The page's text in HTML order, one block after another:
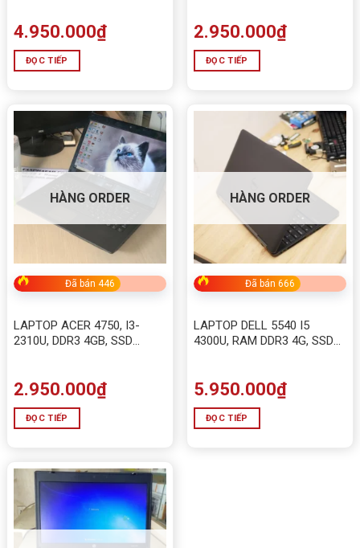
4.950.000₫
ĐỌC TIẾP
2.950.000₫
ĐỌC TIẾP
HÀNG ORDER
Đã bán 446
LAPTOP ACER 4750, I3-
2310U, DDR3 4GB, SSD
2.950.000₫
ĐỌC TIẾP
HÀNG ORDER
Đã bán 666
LAPTOP DELL 5540 I5
4300U, RAM DDR3 4G, SSD
5.950.000₫
ĐỌC TIẾP